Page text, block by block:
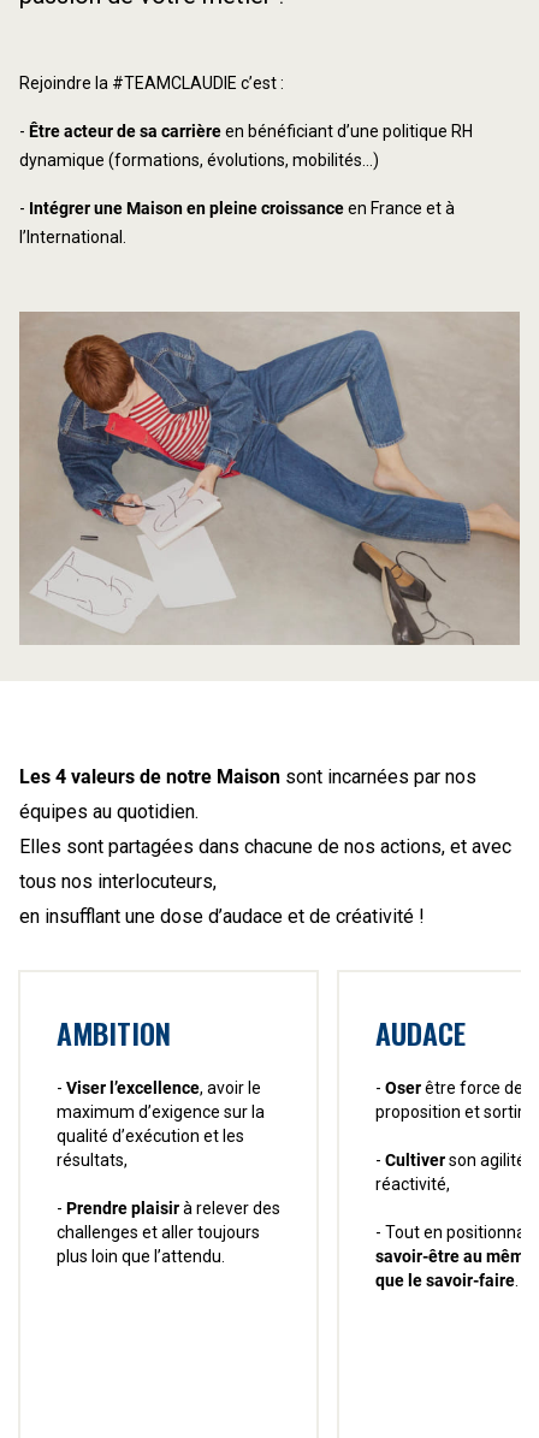
Rejoindre la #TEAMCLAUDIE c’est :
- Être acteur de sa carrièreen bénéficiant d’une politique RH
dynamique (formations, évolutions, mobilités…)
- Intégrer une Maison en pleine croissanceen France et à
l’International.
Les 4 valeurs de notre Maison sont incarnées par nos
équipes au quotidien.
Elles sont partagées dans chacune de nos actions, et avec
tous nos interlocuteurs,
en insufflant une dose d’audace et de créativité !
AMBITION
- Viser l’excellence, avoir le
maximum d’exigence sur la
qualité d’exécution et les
résultats,
- Prendre plaisirà relever des
challenges et aller toujours
plus loin que l’attendu.
AUDACE
- Oserêtre force de
proposition et sortir
- Cultiverson agilité
réactivité,
- Tout en
savoir-être au même
que le savoir-faire